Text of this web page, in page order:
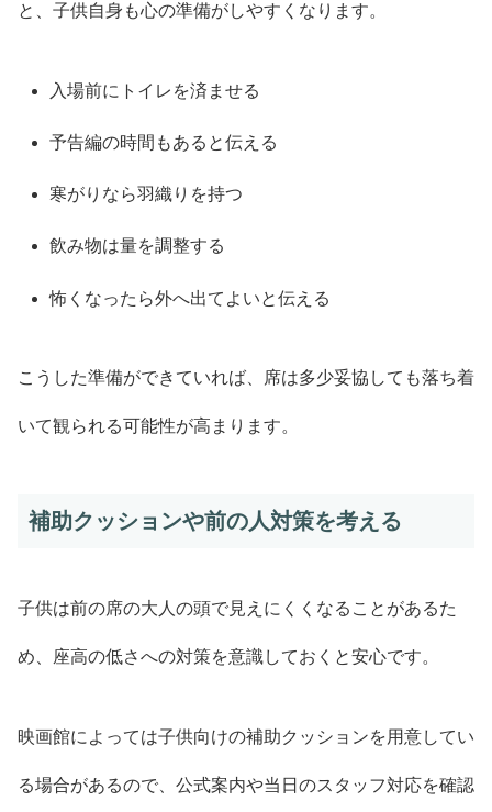
と、子供自身も心の準備がしやすくなります。
入場前にトイレを済ませる
予告編の時間もあると伝える
寒がりなら羽織りを持つ
飲み物は量を調整する
怖くなったら外へ出てよいと伝える
こうした準備ができていれば、席は多少妥協しても落ち着
いて観られる可能性が高まります。
補助クッションや前の人対策を考える
子供は前の席の大人の頭で見えにくくなることがあるた
め、座高の低さへの対策を意識しておくと安心です。
映画館によっては子供向けの補助クッションを用意してい
る場合があるので、公式案内や当日のスタッフ対応を確認